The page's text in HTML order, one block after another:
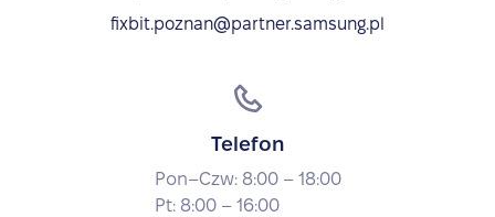
fixbit.poznan@partner.samsung.pl
Telefon
Pon–Czw: 8:00 – 18:00
Pt: 8:00 – 16:00